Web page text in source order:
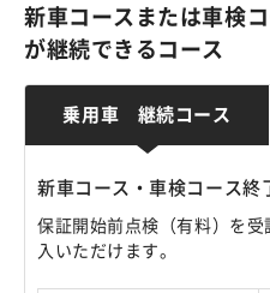
新車コースまたは車検
が継続できるコース
乗用車 継続コース
新車コース・車検コース終
保証開始前点検（有料）を
入いただけます。